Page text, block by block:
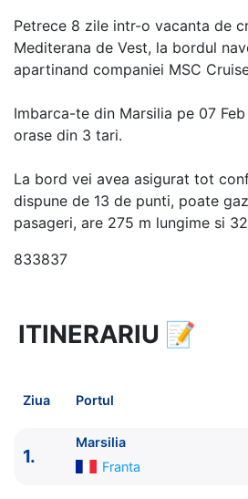
Petrece 8 zile intr-o vacanta de
Mediterana de Vest, la bordul
apartinand companiei MSC
Imbarca-te din Marsilia pe 07
orase din 3 tari.
La bord vei avea asigurat tot
dispune de 13 de punti, poate
pasageri, are 275 m lungime si
833837
8 zile vacanta de croaziera in
Marea Mediterana de Vest -
Plecare pe 07 Feb 2028 din
MSC Cruises
ITINERARIU 📝
Ziua Portul
1.
Marsilia
Franta